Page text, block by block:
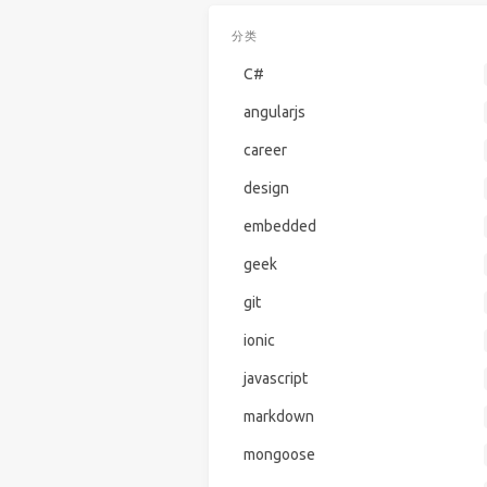
分类
C#
angularjs
career
design
embedded
geek
git
ionic
javascript
markdown
mongoose